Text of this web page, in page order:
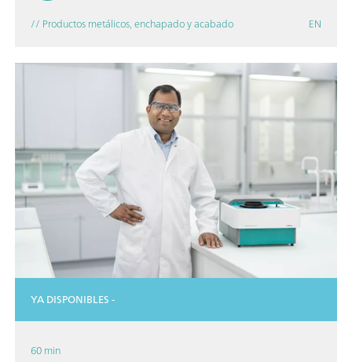
// Productos metálicos, enchapado y acabado EN
YA DISPONIBLES -
60 min